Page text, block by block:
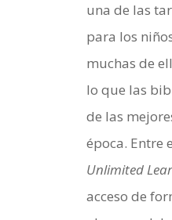
una de las
para los
muchas de
lo que las
de las
época. Entre
Unlimited
acceso de